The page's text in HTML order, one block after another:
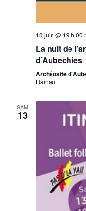
13 juin @ 19 h 00
La nuit de
d’Aubechies
Archéosite
Hainaut
SAM
13